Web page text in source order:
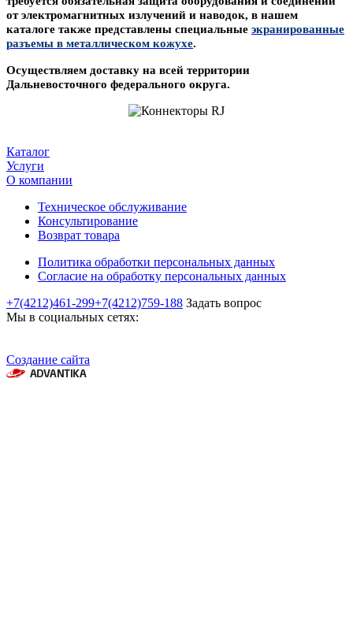
от электромагнитных излучений и наводок, в нашем
каталоге также представлены специальные экранированные
разъемы в металлическом кожухе.
Осуществляем доставку на всей территории
Дальневосточного федерального округа.
Каталог
Услуги
О компании
Техническое обслуживание
Консультирование
Возврат товара
Политика обработки персональных данных
Согласие на обработку персональных данных
+7(4212)461-299+7(4212)759-188 Задать вопрос
Мы в социальных сетях:
Создание сайта